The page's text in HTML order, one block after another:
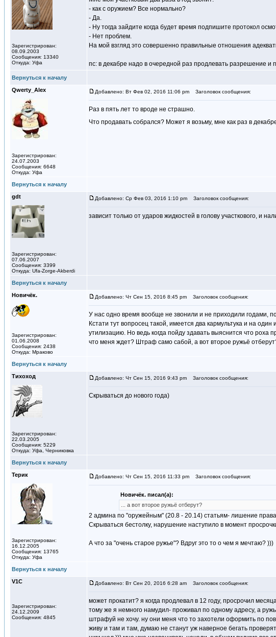
Зарегистрирован:
08.09.2003
Сообщения: 13340
Откуда: Уфа
- как с оружием? Все нормально?
- Да.
- Ну тогда зайдите когда будет время подпишите протокол
- Нет проблем.
На мой взгляд это совершенно правильные отношения
пс: в декабре надо в очередной раз продлевать разрешение и
Вернуться к началу
Qwerty_Alex
Зарегистрирован:
24.07.2003
Сообщения: 6648
Откуда: Уфа
Добавлено: Вт Фев 02, 2016 11:06 pm Заголовок сообщения:
Раз в пять лет то вроде не страшно.
Что продавать собрался? Может я возьму, мне как раз в
Вернуться к началу
gdt
Зарегистрирован:
07.06.2007
Сообщения: 3399
Откуда: Ufa-Zorge-Akberdi
Добавлено: Ср Фев 03, 2016 1:10 pm Заголовок сообщения:
зависит только от ударов жидкостей в голову участкового, и
Вернуться к началу
Новичёк.
Зарегистрирован:
01.06.2008
Сообщения: 2438
Откуда: Мраково
Добавлено: Чт Сен 15, 2016 8:45 pm Заголовок сообщения:
У нас одно время вообще не звонили и не приходили годами,
Кстати тут вопросец такой, имеется два кармультука и на
утилизацию. Но ведь когда пойду здавать выяснится что роха
что меня ждет? Штраф само сабой, а вот второе ружьё
Вернуться к началу
Тихоход
Зарегистрирован:
22.03.2005
Сообщения: 5229
Откуда: Уфа, Черниковка
Добавлено: Чт Сен 15, 2016 9:43 pm Заголовок сообщения:
Скрываться до нового года)
Вернуться к началу
Терик
Зарегистрирован:
16.12.2005
Сообщения: 13765
Откуда: Уфа
Добавлено: Чт Сен 15, 2016 11:33 pm Заголовок сообщения:
Новичёк. писал(а):
... а вот второе ружьё отберут?
2 админа по "оружейным" (20.8 - 20.14) статьям- лишение права
Скрываться бестолку, нарушение наступило в момент
А что за "очень старое ружье"? Вдруг это то о чем я мечтаю? )))
Вернуться к началу
V1С
Зарегистрирован:
24.12.2009
Сообщения: 4845
Добавлено: Вт Сен 20, 2016 6:28 am Заголовок сообщения:
может прокатит? я когда продлевал в 12 году, просрочил
тому же я немного намудил- проживал по одному адресу, а
штрафуй не хочу. ну они меня что то захотели оформить по
живу и там и там, думаю не станут уж наверное бегать